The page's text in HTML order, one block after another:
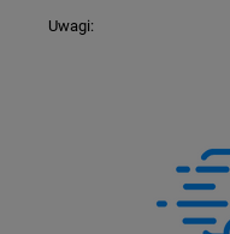
Uwagi: